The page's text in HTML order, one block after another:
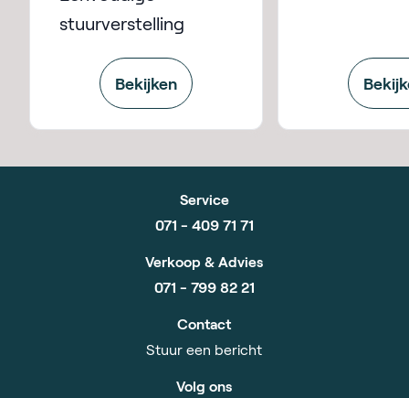
stuurverstelling
Bekijken
Service
071 - 409 71 71
Verkoop & Advies
071 - 799 82 21
Contact
Stuur een bericht
Volg ons